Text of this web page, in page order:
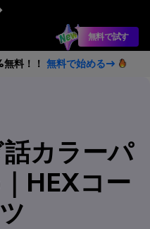
無料で試す
料！！ 無料で始める→
カラーパ
HEXコー